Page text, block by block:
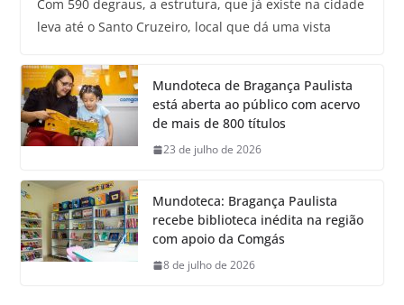
Com 590 degraus, a estrutura, que já existe na cidade
leva até o Santo Cruzeiro, local que dá uma vista
Mundoteca de Bragança Paulista
está aberta ao público com acervo
de mais de 800 títulos
23 de julho de 2026
Mundoteca: Bragança Paulista
recebe biblioteca inédita na região
com apoio da Comgás
8 de julho de 2026